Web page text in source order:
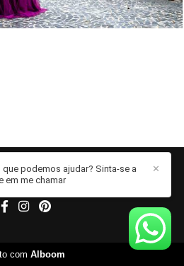
EDGARD/
✕
que podemos ajudar? Sinta-se a
em me chamar
com Alboom